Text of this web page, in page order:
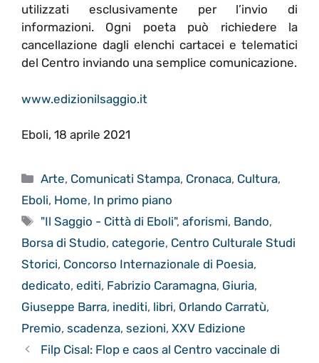
utilizzati esclusivamente per l’invio di
informazioni. Ogni poeta può richiedere la
cancellazione dagli elenchi cartacei e telematici
del Centro inviando una semplice comunicazione.
www.edizionilsaggio.it
Eboli, 18 aprile 2021
Categorie
Arte, Comunicati Stampa, Cronaca, Cultura,
Eboli, Home, In primo piano
Tag
"Il Saggio - Città di Eboli",aforismi, Bando,
Borsa di Studio, categorie, Centro Culturale Studi
Storici, Concorso Internazionale di Poesia,
dedicato, editi, Fabrizio Caramagna, Giuria,
Giuseppe Barra, inediti, libri, Orlando Carratù,
Premio, scadenza, sezioni, XXV Edizione
Filp Cisal: Flop e caos al Centro vaccinale di